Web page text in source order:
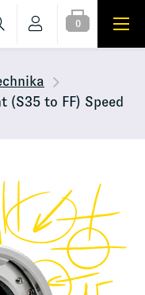
0
(S35 to FF) Speed